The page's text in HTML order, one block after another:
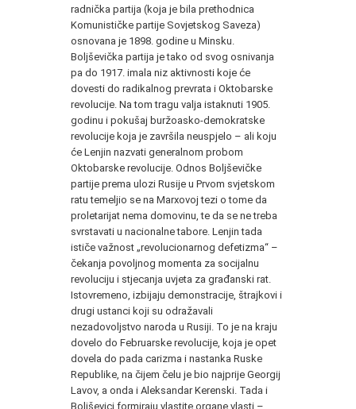
radnička partija (koja je bila prethodnica
Komunističke partije Sovjetskog Saveza)
osnovana je 1898. godine u Minsku.
Boljševička partija je tako od svog osnivanja
pa do 1917. imala niz aktivnosti koje će
dovesti do radikalnog prevrata i Oktobarske
revolucije. Na tom tragu valja istaknuti 1905.
godinu i pokušaj buržoasko-demokratske
revolucije koja je završila neuspjelo – ali koju
će Lenjin nazvati generalnom probom
Oktobarske revolucije. Odnos Boljševičke
partije prema ulozi Rusije u Prvom svjetskom
ratu temeljio se na Marxovoj tezi o tome da
proletarijat nema domovinu, te da se ne treba
svrstavati u nacionalne tabore. Lenjin tada
ističe važnost „revolucionarnog defetizma“ –
čekanja povoljnog momenta za socijalnu
revoluciju i stjecanja uvjeta za građanski rat.
Istovremeno, izbijaju demonstracije, štrajkovi i
drugi ustanci koji su odražavali
nezadovoljstvo naroda u Rusiji. To je na kraju
dovelo do Februarske revolucije, koja je opet
dovela do pada carizma i nastanka Ruske
Republike, na čijem čelu je bio najprije Georgij
Lavov, a onda i Aleksandar Kerenski. Tada i
Boljševici formiraju vlastite organe vlasti –